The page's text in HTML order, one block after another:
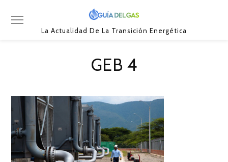
La Actualidad De La Transición Energética
GEB 4